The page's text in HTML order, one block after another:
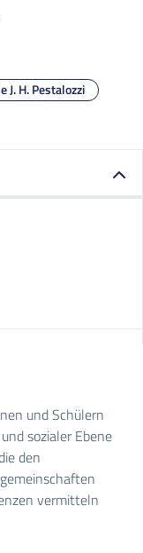
J. H. Pestalozzi
und Schülern
sozialer Ebene
den
vermitteln